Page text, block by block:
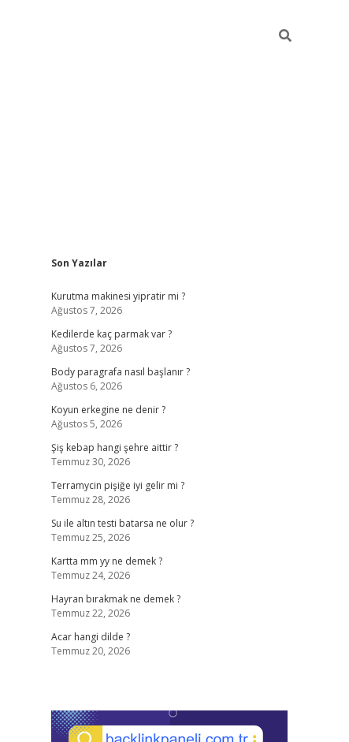
Sidebar
Son Yazılar
Kurutma makinesi yipratir mi ?
Ağustos 7, 2026
Kedilerde kaç parmak var ?
Ağustos 7, 2026
Body paragrafa nasıl başlanır ?
Ağustos 6, 2026
Koyun erkegine ne denir ?
Ağustos 5, 2026
Şiş kebap hangi şehre aittir ?
Temmuz 30, 2026
Terramycin pişiğe iyi gelir mi ?
Temmuz 28, 2026
Su ile altın testi batarsa ne olur ?
Temmuz 25, 2026
Kartta mm yy ne demek ?
Temmuz 24, 2026
Hayran bırakmak ne demek ?
Temmuz 22, 2026
Acar hangi dilde ?
Temmuz 20, 2026